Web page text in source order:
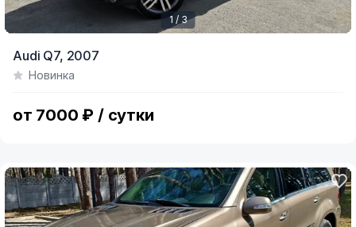
of
1 / 3
Audi Q7, 2007
Новинка
от 7000 ₽ / сутки